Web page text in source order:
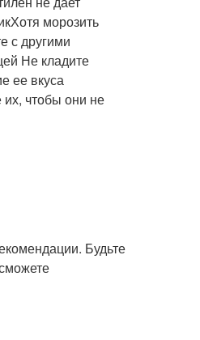
морозить
с другими
Не кладите
ее вкуса
чтобы они не
Будьте